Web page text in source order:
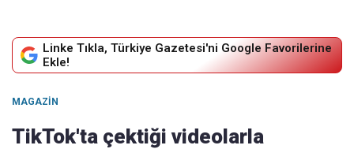
Linke Tıkla, Türkiye Gazetesi'ni Google Favorilerine
Ekle!
MAGAZIN
TikTok'ta çektiği videolarla